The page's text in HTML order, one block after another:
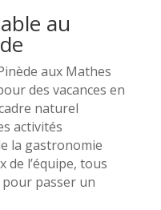
au
aux Mathes
des vacances en
naturel
activités
la gastronomie
de l’équipe, tous
passer un